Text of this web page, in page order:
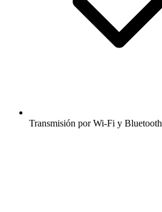
Transmisión por Wi-Fi y Bluetooth